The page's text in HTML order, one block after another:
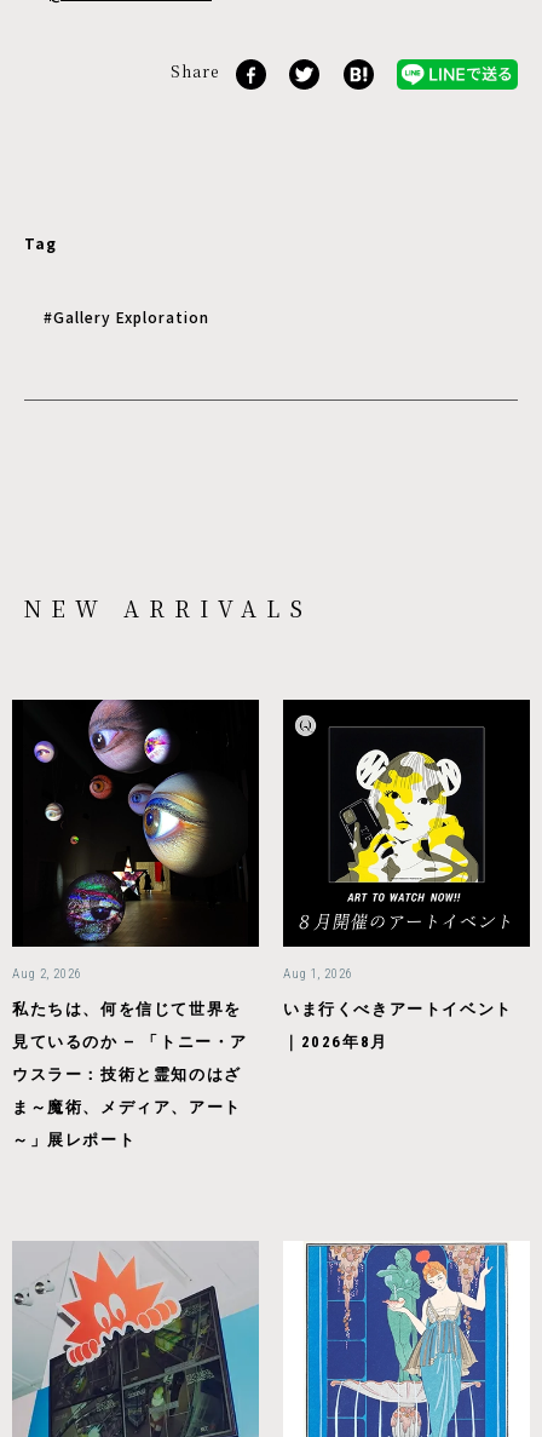
Share
Tag
#Gallery Exploration
NEW ARRIVALS
Aug 2, 2026
私たちは、何を信じて世界を
見ているのか — 「トニー・ア
ウスラー：技術と霊知のはざ
ま～魔術、メディア、アート
～」展レポート
Aug 1, 2026
いま行くべきアートイベント
｜2026年8月